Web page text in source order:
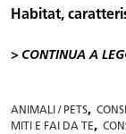
Habitat,
> CONTINUA A
ANIMALI / PETS,
MITI E FAI DA TE,